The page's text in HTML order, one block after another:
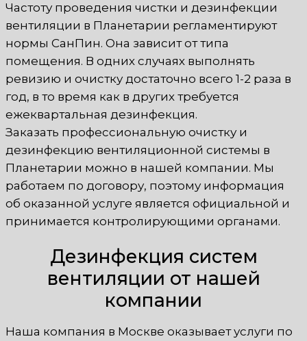
Частоту проведения чистки и дезинфекции
вентиляции в Планетарии регламентируют
нормы СанПин. Она зависит от типа
помещения. В одних случаях выполнять
ревизию и очистку достаточно всего 1-2 раза в
год, в то время как в других требуется
ежеквартальная дезинфекция.
Заказать профессиональную очистку и
дезинфекцию вентиляционной системы в
Планетарии можно в нашей компании. Мы
работаем по договору, поэтому информация
об оказанной услуге является официальной и
принимается контролирующими органами.
Дезинфекция систем
вентиляции от нашей
компании
Наша компания в Москве оказывает услуги по